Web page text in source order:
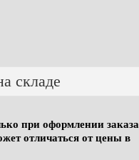
складе
при оформлении заказа
отличаться от цены в